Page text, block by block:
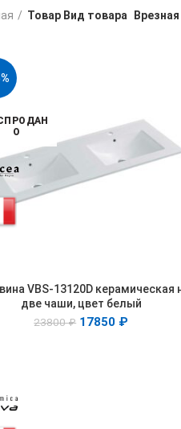
Товар Вид товара Врезная
О
ПОДРОБНЕЕ
VBS-13120D керамическая
две чаши, цвет белый
23800₽ 17850 ₽